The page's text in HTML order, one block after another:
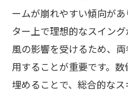
ームが崩れやすい傾向が
ター上で理想的なスイン
風の影響を受けるため、
用することが重要です。
埋めることで、総合的なス